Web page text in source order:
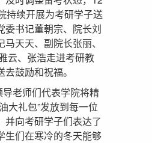
持续开展为考研学子送
委书记董朝宗、院长刘
天天、副院长张丽、
云、张浩走进考研教
鼓励和祝福。
老师们代表学院将精
大礼包”发放到每一位
并向考研学子们表达了
生们在寒冷的冬天能够